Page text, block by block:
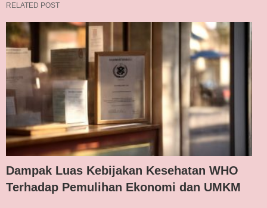
RELATED POST
Dampak Luas Kebijakan Kesehatan WHO
Terhadap Pemulihan Ekonomi dan UMKM